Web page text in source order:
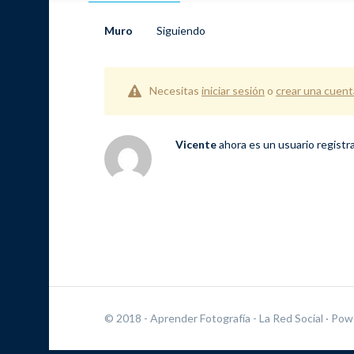
Muro Siguiendo
Necesitas iniciar sesión o crear una
Vicenteahora es un usuario
© 2018 - Aprender Fotografía - La Red Social ·